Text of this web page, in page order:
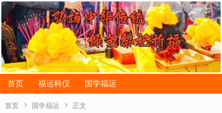
首页 福运科仪 国学福运
首页  国学福运  正文